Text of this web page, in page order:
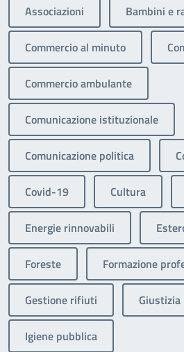
Associazioni Bambini e
Commercio al minuto
Commercio ambulante
Comunicazione istituzionale
Comunicazione politica
Covid-19 Cultura
Energie rinnovabili
Foreste Formazione
Gestione rifiuti Giustizia
Igiene pubblica